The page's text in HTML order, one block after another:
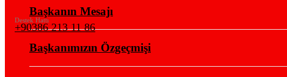
Destek Hattı
+90386 213 11 86
Başkanın Mesajı
Başkanımızın Özgeçmişi